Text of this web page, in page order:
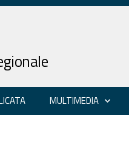
MULTIMEDIA